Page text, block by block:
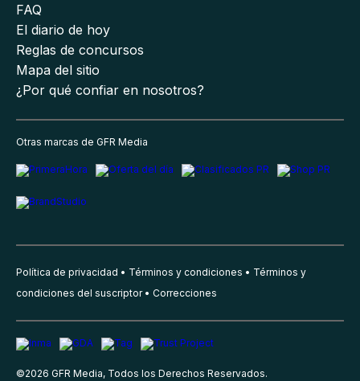
FAQ
El diario de hoy
Reglas de concursos
Mapa del sitio
¿Por qué confiar en nosotros?
Otras marcas de GFR Media
Política de privacidad Términos y condiciones
Términos y
condiciones del suscriptor
Correcciones
©2026 GFR Media, Todos los Derechos Reservados.